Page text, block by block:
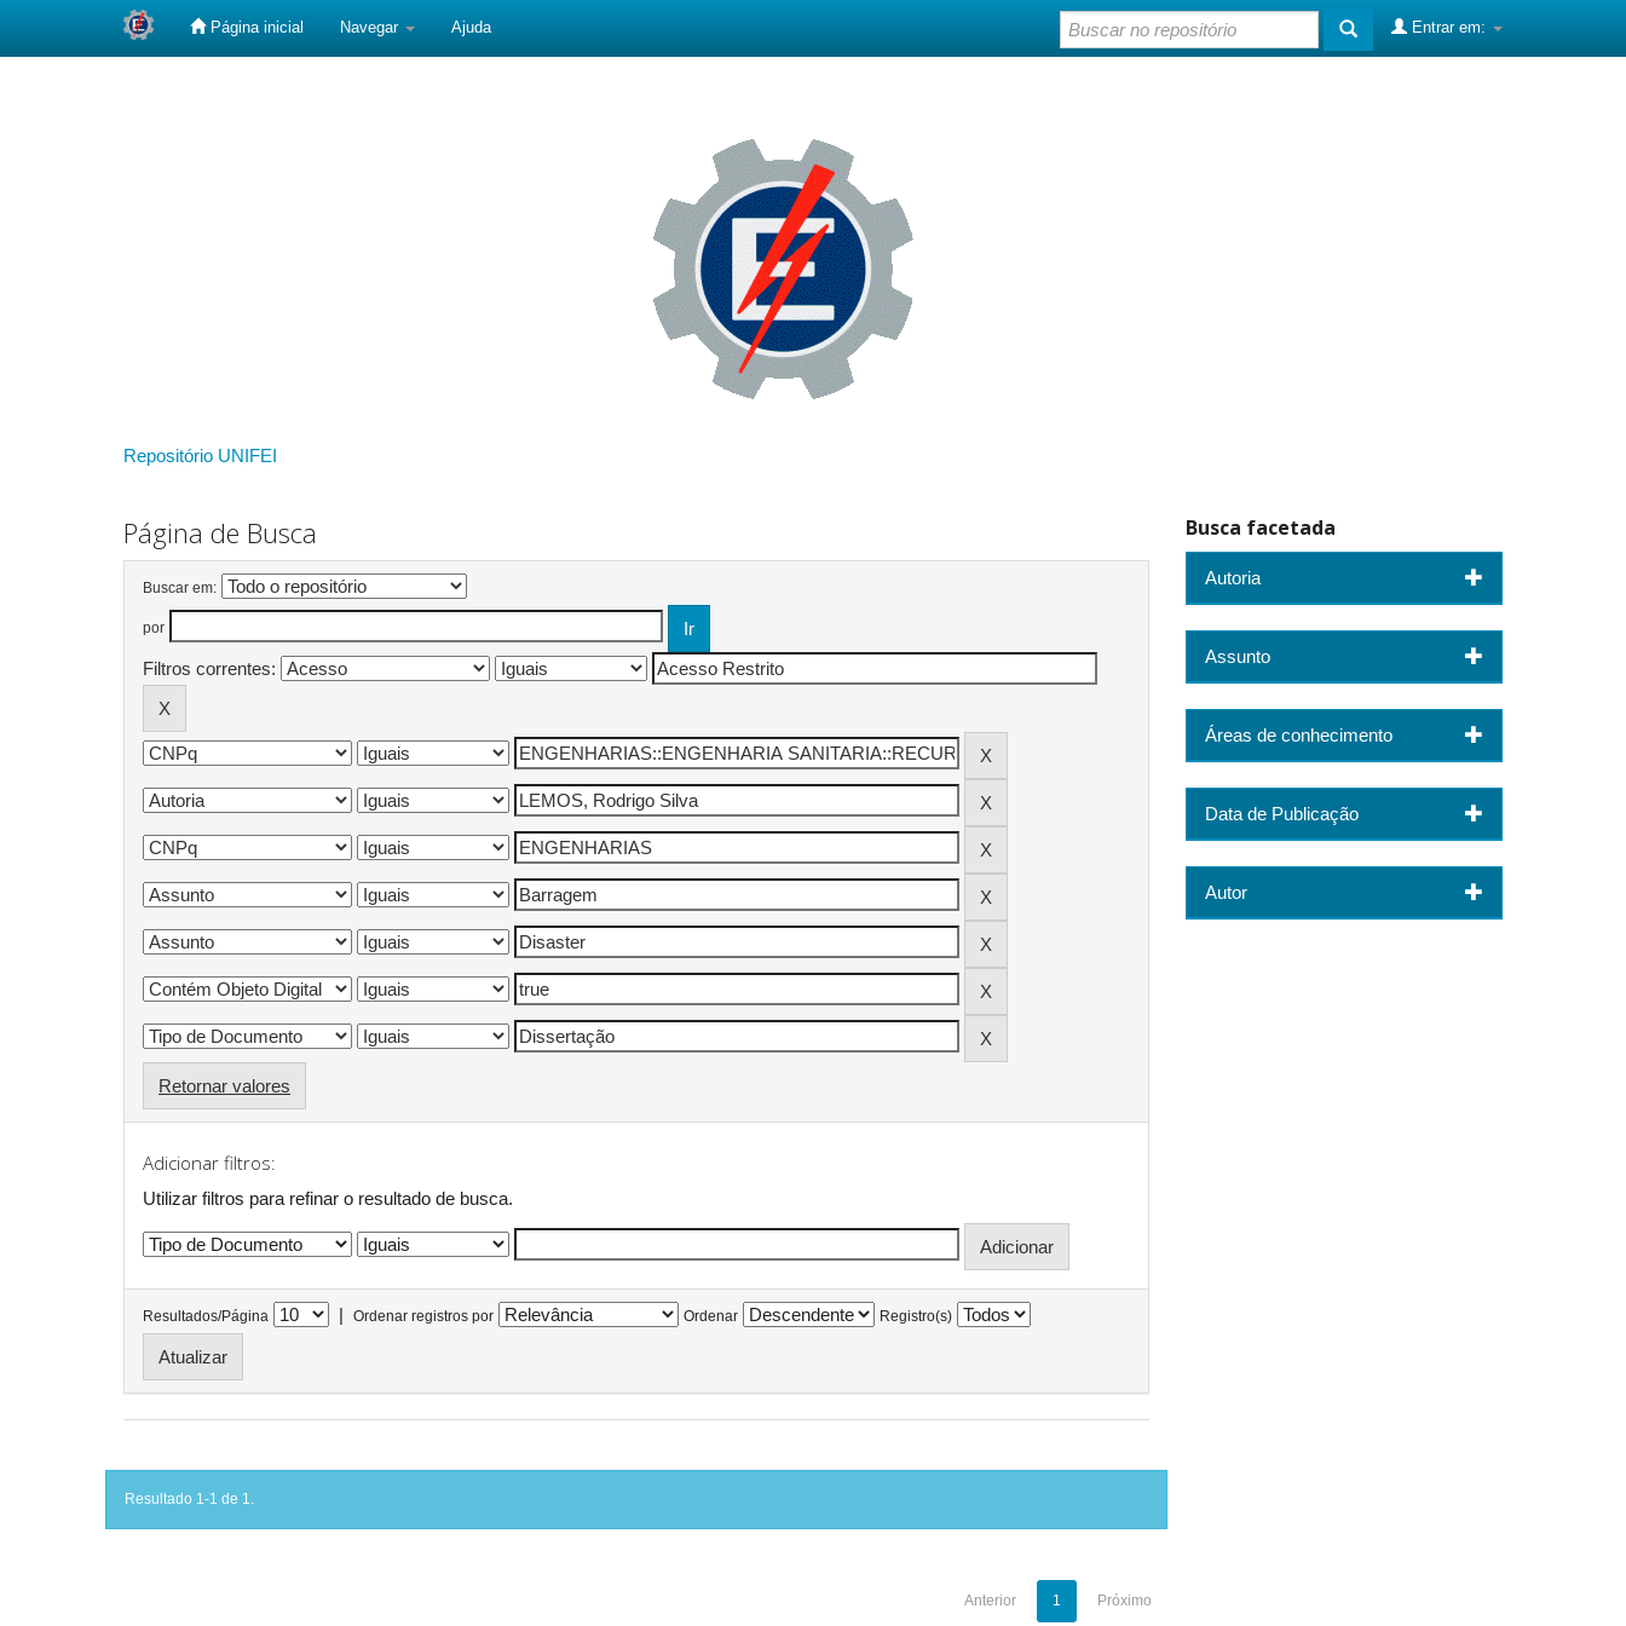
Página inicial Navegar Ajuda Entrar em:
Repositório UNIFEI
Página de Busca
Buscar em:
por
Filtros correntes:
Retornar valores
Adicionar filtros:
Utilizar filtros para refinar o resultado de busca.
Resultados/Página | Ordenar registros por Ordenar Registro(s)
Resultado 1-1 de 1.
Anterior 1 Próximo
Busca facetada
Autoria
Assunto
Áreas de conhecimento
Data de Publicação
Autor